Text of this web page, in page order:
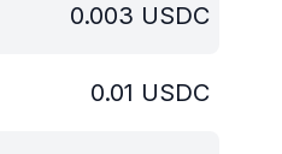
0.003 USDC
0.01 USDC